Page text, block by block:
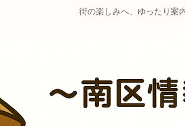
街の楽しみへ、ゆったり案